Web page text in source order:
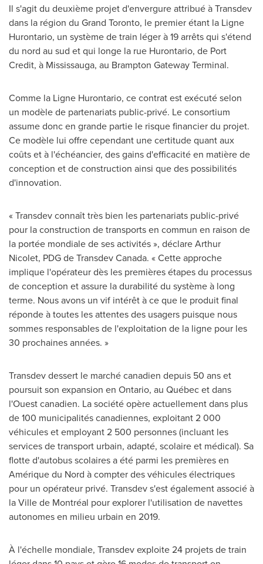
Il s'agit du deuxième projet d'envergure attribué à Transdev
dans la région du Grand Toronto, le premier étant la Ligne
Hurontario, un système de train léger à 19 arrêts qui s'étend
du nord au sud et qui longe la rue Hurontario, de Port
Credit, à Mississauga, au Brampton Gateway Terminal.
Comme la Ligne Hurontario, ce contrat est exécuté selon
un modèle de partenariats public-privé. Le consortium
assume donc en grande partie le risque financier du projet.
Ce modèle lui offre cependant une certitude quant aux
coûts et à l'échéancier, des gains d'efficacité en matière de
conception et de construction ainsi que des possibilités
d'innovation.
« Transdev connaît très bien les partenariats public-privé
pour la construction de transports en commun en raison de
la portée mondiale de ses activités », déclareArthur
Nicolet, PDG de Transdev Canada. « Cette approche
implique l'opérateur dès les premières étapes du processus
de conception et assure la durabilité du système à long
terme. Nous avons un vif intérêt à ce que le produit final
réponde à toutes les attentes des usagers puisque nous
sommes responsables de l'exploitation de la ligne pour les
30 prochaines années. »
Transdev dessert le marché canadien depuis 50 ans et
poursuit son expansion en Ontario, au Québec et dans
l'Ouest canadien. La société opère actuellement dans plus
de 100 municipalités canadiennes, exploitant 2 000
véhicules et employant 2 500 personnes (incluant les
services de transport urbain, adapté, scolaire et médical). Sa
flotte d'autobus scolaires a été parmi les premières en
Amérique du Nord à compter des véhicules électriques
pour un opérateur privé. Transdev s'est également associé à
la Ville de Montréal pour explorer l'utilisation de navettes
autonomes en milieu urbain en 2019.
À l'échelle mondiale, Transdev exploite 24 projets de train